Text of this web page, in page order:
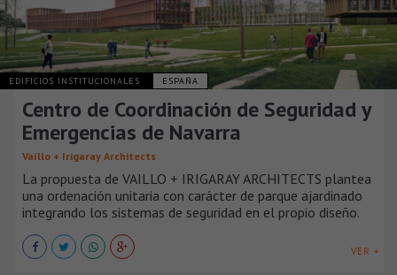
EDIFICIOS INSTITUCIONALES ESPAÑA
Centro de Coordinación de Seguridad y
Emergencias de Navarra
Vaíllo + Irigaray Architects
La propuesta de VAILLO + IRIGARAY ARCHITECTS plantea
una ordenación unitaria con carácter de parque ajardinado
integrando los sistemas de seguridad en el propio diseño.
VER +